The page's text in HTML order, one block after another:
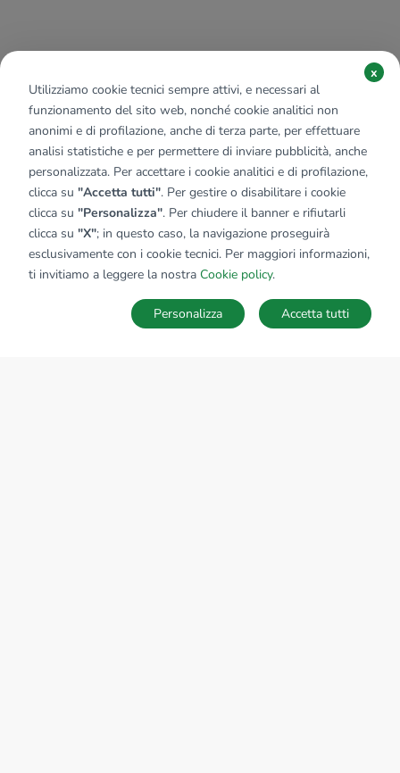
SALVA RICERCA
Utilizziamo cookie tecnici sempre attivi, e necessari al
funzionamento del sito web, nonché cookie analitici non
anonimi e di profilazione, anche di terza parte, per effettuare
analisi statistiche e per permettere di inviare pubblicità, anche
personalizzata. Per accettare i cookie analitici e di profilazione,
clicca su "Accetta tutti". Per gestire o disabilitare i cookie
clicca su "Personalizza". Per chiudere il banner e rifiutarli
clicca su "X"; in questo caso, la navigazione proseguirà
esclusivamente con i cookie tecnici. Per maggiori informazioni,
ti invitiamo a leggere la nostra Cookie policy.
x
Accetta tutti
Personalizza